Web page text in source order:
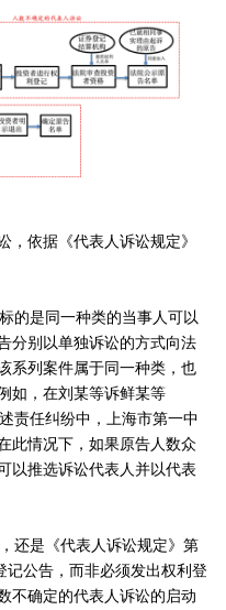
，依据《代表人诉讼规定》
的是同一种类的当事人可以
分别以单独诉讼的方式向法
系列案件属于同一种类，也
如，在刘某等诉鲜某等
责任纠纷中，上海市第一中
此情况下，如果原告人数众
以推选诉讼代表人并以代表
还是《代表人诉讼规定》第
记公告，而非必须发出权利登
不确定的代表人诉讼的启动